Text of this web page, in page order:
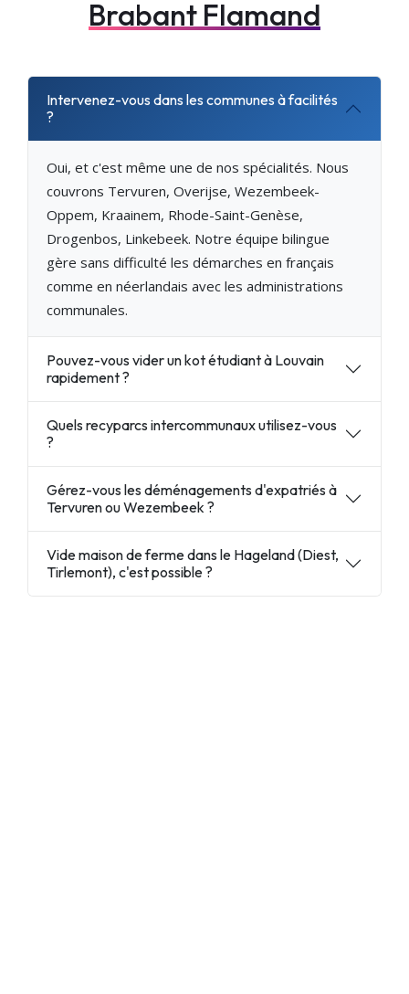
Brabant Flamand
Intervenez-vous dans les communes à facilités
?
Oui, et c'est même une de nos spécialités. Nous
couvrons Tervuren, Overijse, Wezembeek-
Oppem, Kraainem, Rhode-Saint-Genèse,
Drogenbos, Linkebeek. Notre équipe bilingue
gère sans difficulté les démarches en français
comme en néerlandais avec les administrations
communales.
Pouvez-vous vider un kot étudiant à Louvain
rapidement ?
Quels recyparcs intercommunaux utilisez-vous
?
Gérez-vous les déménagements d'expatriés à
Tervuren ou Wezembeek ?
Vide maison de ferme dans le Hageland (Diest,
Tirlemont), c'est possible ?